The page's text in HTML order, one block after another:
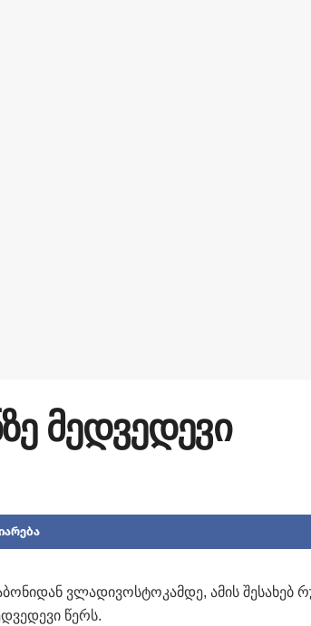
მედვედევი
ვლადივოსტოკამდე, ამის შესახებ
წერს.